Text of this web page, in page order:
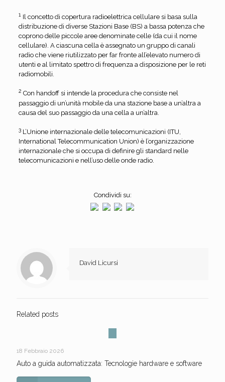
1 Il concetto di copertura radioelettrica cellulare si basa sulla
distribuzione di diverse Stazioni Base (BS) a bassa potenza che
coprono delle piccole aree denominate celle (da cui il nome
cellulare). A ciascuna cella è assegnato un gruppo di canali
radio che viene riutilizzato per far fronte all’elevato numero di
utenti e al limitato spettro di frequenza a disposizione per le reti
radiomobili.
2 Con handoff si intende la procedura che consiste nel
passaggio di un’unità mobile da una stazione base a un’altra a
causa del suo passaggio da una cella a un’altra.
3L’Unione internazionale delle telecomunicazioni (ITU,
International Telecommunication Union) è l’organizzazione
internazionale che si occupa di definire gli standard nelle
telecomunicazioni e nell’uso delle onde radio.
Condividi su:
David Licursi
Related posts
18 Febbraio 2026
Auto a guida automatizzata: Tecnologie hardware e software